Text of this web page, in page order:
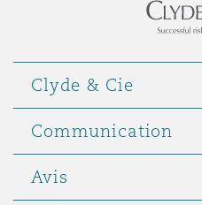
Clyde & Cie
Communication
Avis